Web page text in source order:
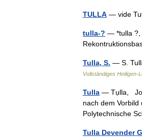
TULLA — vide
tulla-? — *tulla ?,
Tulla, S. — S.
Vollständiges Heiligen-
Tulla — Tụlla,
nach dem
Polytechnische
Tulla Devender